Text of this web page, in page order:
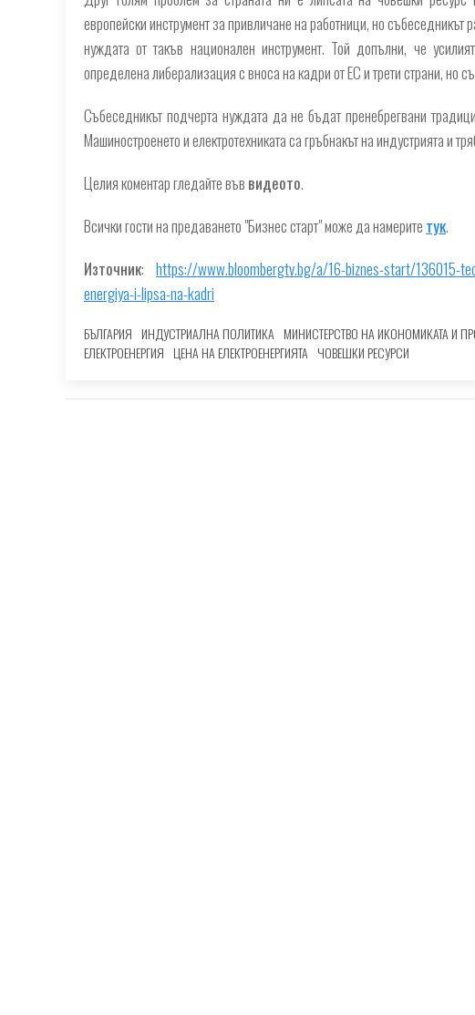
европейски инструмент за привличане на работници, но събеседникът
нуждата от такъв национален инструмент. Той допълни, че
определена либерализация с вноса на кадри от ЕС и трети страни, но
Събеседникът подчерта нуждата да не бъдат пренебрегвани
Машиностроенето и електротехниката са гръбнакът на индустрията и
Целия коментар гледайте във видеото.
Всички гости на предаването "Бизнес старт" може да намерите тук.
Източник: https://www.bloombergtv.bg/a/16-biznes-start/136015-
energiya-i-lipsa-na-kadri
БЪЛГАРИЯ ИНДУСТРИАЛНА ПОЛИТИКА МИНИСТЕРСТВО НА ИКОНОМИКАТА И
ЕЛЕКТРОЕНЕРГИЯ ЦЕНА НА ЕЛЕКТРОЕНЕРГИЯТА ЧОВЕШКИ РЕСУРСИ